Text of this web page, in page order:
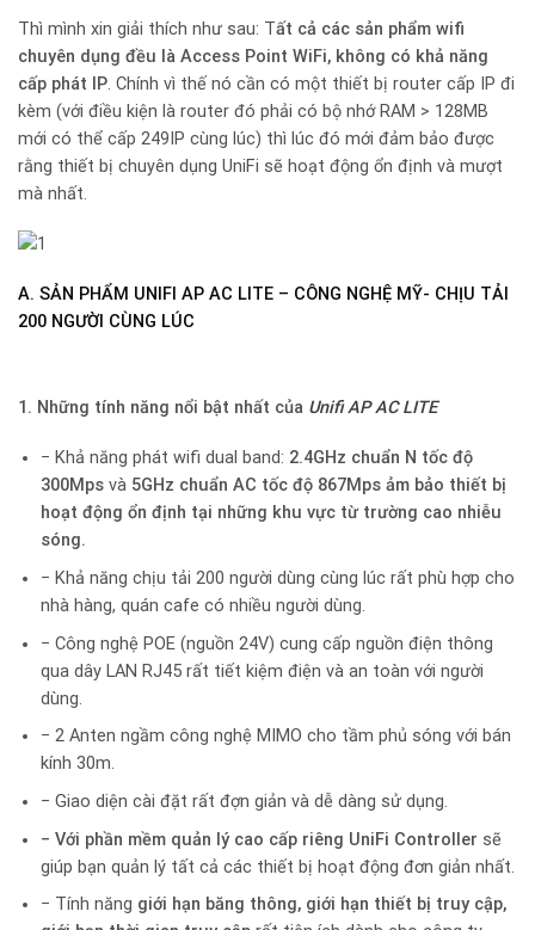
Thì mình xin giải thích như sau: Tất cả các sản phẩm wifi
chuyên dụng đều là Access Point WiFi, không có khả năng
cấp phát IP. Chính vì thế nó cần có một thiết bị router cấp IP đi
kèm (với điều kiện là router đó phải có bộ nhớ RAM > 128MB
mới có thể cấp 249IP cùng lúc) thì lúc đó mới đảm bảo được
rằng thiết bị chuyên dụng UniFi sẽ hoạt động ổn định và mượt
mà nhất.
A. SẢN PHẨM UNIFI AP AC LITE – CÔNG NGHỆ MỸ- CHỊU TẢI
200 NGƯỜI CÙNG LÚC
1. Những tính năng nổi bật nhất của Unifi AP AC LITE
− Khả năng phát wifi dual band: 2.4GHz chuẩn N tốc độ
300Mpsvà 5GHz chuẩn AC tốc độ 867Mps ảm bảo thiết bị
hoạt động ổn định tại những khu vực từ trường cao nhiễu
sóng.
− Khả năng chịu tải 200 người dùng cùng lúc rất phù hợp cho
nhà hàng, quán cafe có nhiều người dùng.
− Công nghệ POE (nguồn 24V) cung cấp nguồn điện thông
qua dây LAN RJ45 rất tiết kiệm điện và an toàn với người
dùng.
− 2 Anten ngầm công nghệ MIMO cho tầm phủ sóng với bán
kính 30m.
− Giao diện cài đặt rất đợn giản và dễ dàng sử dụng.
− Với phần mềm quản lý cao cấp riêng UniFi Controller sẽ
giúp bạn quản lý tất cả các thiết bị hoạt động đơn giản nhất.
− Tính năng giới hạn băng thông, giới hạn thiết bị truy cập,